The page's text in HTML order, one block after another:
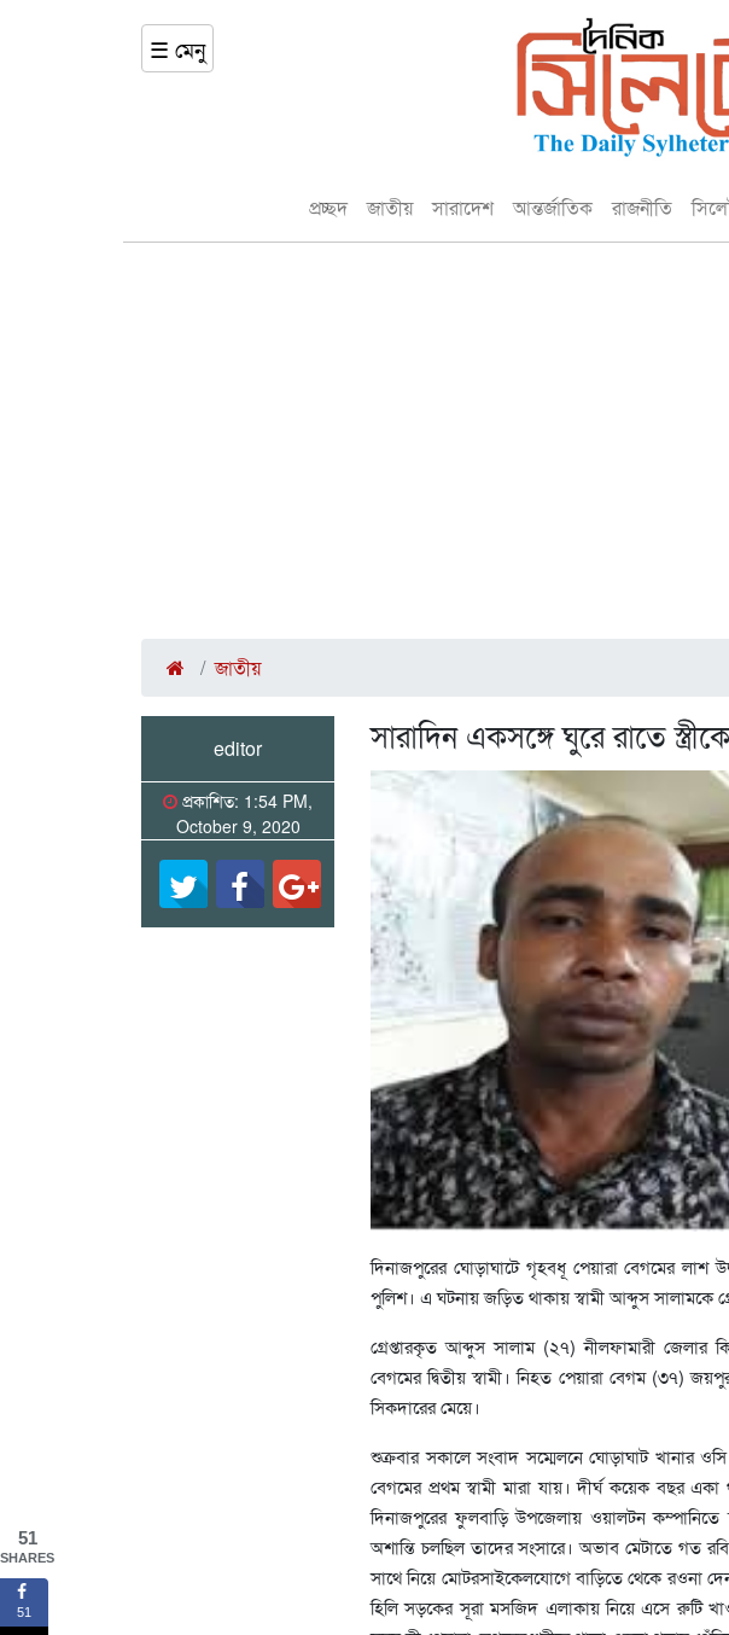
☰ মেনু
প্রচ্ছদ জাতীয় সারাদেশ আন্তর্জাতিক রাজনীতি
জাতীয়
editor
প্রকাশিত: 1:54 PM,
October 9, 2020
সারাদিন একসঙ্গে ঘুরে রাতে
দিনাজপুরের ঘোড়াঘাটে গৃহবধূ পেয়ারা বেগমের লাশ
পুলিশ। এ ঘটনায় জড়িত থাকায় স্বামী আব্দুস সালামকে
গ্রেপ্তারকৃত আব্দুস সালাম (২৭) নীলফামারী জেলার
বেগমের দ্বিতীয় স্বামী। নিহত পেয়ারা বেগম (৩৭)
সিকদারের মেয়ে।
শুক্রবার সকালে সংবাদ সম্মেলনে ঘোড়াঘাট খানার
বেগমের প্রথম স্বামী মারা যায়। দীর্ঘ কয়েক বছর
দিনাজপুরের ফুলবাড়ি উপজেলায় ওয়ালটন
অশান্তি চলছিল তাদের সংসারে। অভাব মেটাতে গত
সাথে নিয়ে মোটরসাইকেলযোগে বাড়িতে থেকে রওনা
হিলি সড়কের সূরা মসজিদ এলাকায় নিয়ে এসে রুটি
51
SHARES
51